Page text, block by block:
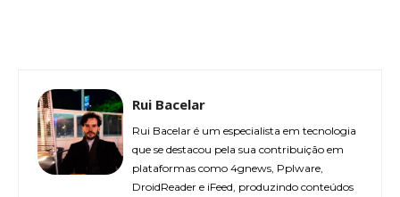
Rui Bacelar
Rui Bacelar é um especialista em tecnologia
que se destacou pela sua contribuição em
plataformas como 4gnews, Pplware,
DroidReader e iFeed, produzindo conteúdos